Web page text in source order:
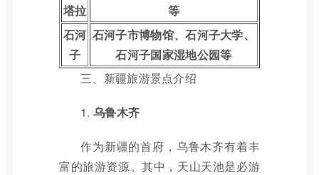
塔拉
等
石河
子
石河子市博物馆、石河子大学、
石河子国家湿地公园等
三、新疆旅游景点介绍
1. 乌鲁木齐
作为新疆的首府，乌鲁木齐有着丰
富的旅游资源。其中，天山天池是必游